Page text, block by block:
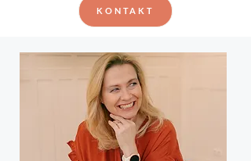
KONTAKT